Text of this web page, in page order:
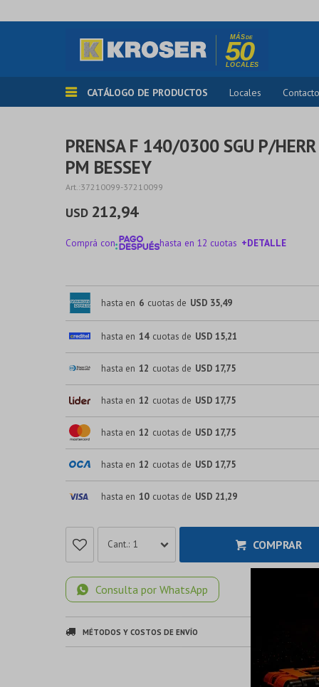
CATÁLOGO DE PRODUCTOS Locales Contacto
PRENSA F 140/0300 SGU P/HERR
PM BESSEY
37210099-37210099
USD 212,94
Comprá con hasta en 12 cuotas +DETALLE
hasta en 6 cuotas de USD 35,49
hasta en 14 cuotas de USD 15,21
hasta en 12 cuotas de USD 17,75
hasta en 12 cuotas de USD 17,75
hasta en 12 cuotas de USD 17,75
hasta en 12 cuotas de USD 17,75
hasta en 10 cuotas de USD 21,29
1 COMPRAR
Consulta por WhatsApp
MÉTODOS Y COSTOS DE ENVÍO